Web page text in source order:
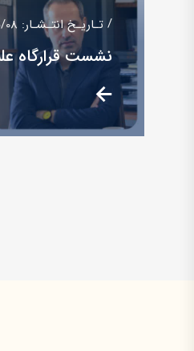
تـاریـخ انتـشـار: 1405/05/08
نشست قرارگاه